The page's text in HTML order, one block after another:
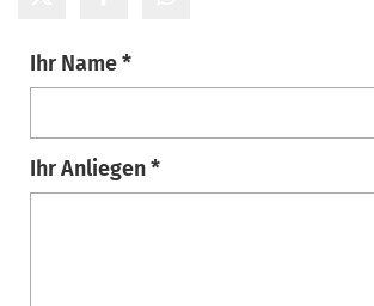
Ihr Name *
Ihr Anliegen *